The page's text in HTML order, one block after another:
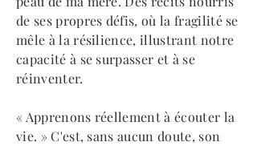
de ses propres défis, où la fragilité se
mêle à la résilience, illustrant notre
capacité à se surpasser et à se
réinventer.
« Apprenons réellement à écouter la
vie. » C'est, sans aucun doute, son